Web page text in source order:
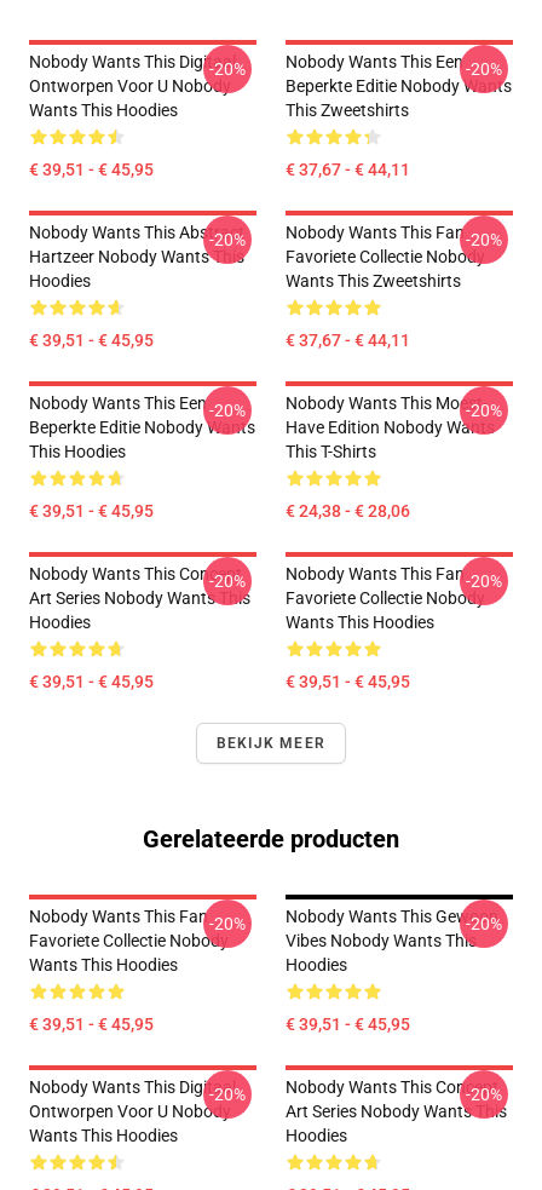
Nobody Wants This Digitaal
Ontworpen Voor U Nobody
Wants This Hoodies
€ 39,51 - € 45,95
-20%
Nobody Wants This Een
Beperkte Editie Nobody Wants
This Zweetshirts
€ 37,67 - € 44,11
-20%
Nobody Wants This Abstract
Hartzeer Nobody Wants This
Hoodies
€ 39,51 - € 45,95
-20%
Nobody Wants This Fan
Favoriete Collectie Nobody
Wants This Zweetshirts
€ 37,67 - € 44,11
-20%
Nobody Wants This Een
Beperkte Editie Nobody Wants
This Hoodies
€ 39,51 - € 45,95
-20%
Nobody Wants This Moest-
Have Edition Nobody Wants
This T-Shirts
€ 24,38 - € 28,06
-20%
Nobody Wants This Concept
Art Series Nobody Wants This
Hoodies
€ 39,51 - € 45,95
-20%
Nobody Wants This Fan
Favoriete Collectie Nobody
Wants This Hoodies
€ 39,51 - € 45,95
-20%
BEKIJK MEER
Gerelateerde producten
Nobody Wants This Fan
Favoriete Collectie Nobody
Wants This Hoodies
€ 39,51 - € 45,95
-20%
Nobody Wants This Gewoon
Vibes Nobody Wants This
Hoodies
€ 39,51 - € 45,95
-20%
Nobody Wants This Digitaal
Ontworpen Voor U Nobody
Wants This Hoodies
-20%
Nobody Wants This Concept
Art Series Nobody Wants This
Hoodies
-20%